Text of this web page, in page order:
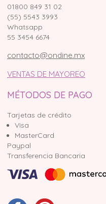
01800 849 31 02
(55) 5543 3993
Whatsapp
55 3454 6674
contacto@ondine.mx
VENTAS DE MAYOREO
MÉTODOS DE PAGO
Tarjetas de crédito
Visa
MasterCard
Paypal
Transferencia Bancaria